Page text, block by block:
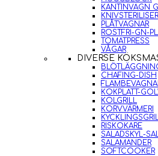
KANTINVAGN
PLÅTVAGNAR
ROSTFRI-GN-
TOMATPRESS
VÅGAR
DIVERSE
CHAFING-DISH
KOKPLATT-
KOLGRILL
KORVVÄRMERI
RISKOKARE
SALADSKYL-
SALAMANDER
SOFTCOOKER